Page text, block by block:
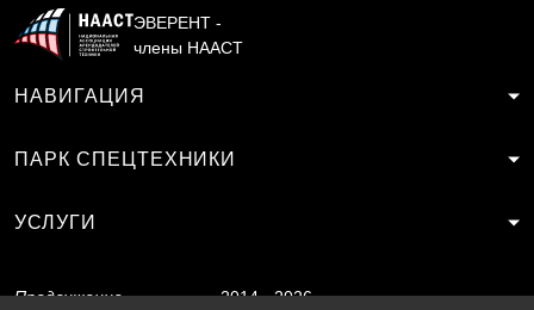
ЭВЕРЕНТ -
члены НААСТ
НАВИГАЦИЯ
ПАРК СПЕЦТЕХНИКИ
УСЛУГИ
Продвижение 2014 - 2026